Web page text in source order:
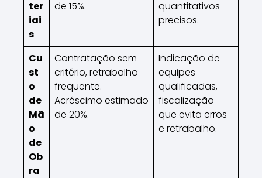
ter
iai
s
de 15%.
quantitativos
precisos.
Cu
st
o
de
Mã
o
de
Ob
ra
Contratação sem
critério, retrabalho
frequente.
Acréscimo estimado
de 20%.
Indicação de
equipes
qualificadas,
fiscalização
que evita erros
e retrabalho.